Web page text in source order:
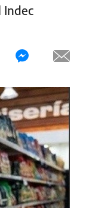
Indec